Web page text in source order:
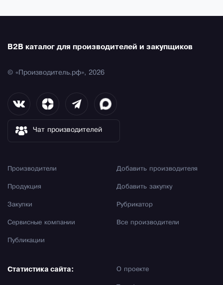
B2B каталог для производителей и закупщиков
© «Производитель.рф», 2026
Чат производителей
Производители
Продукция
Закупки
Сервисные компании
Публикации
Добавить производителя
Добавить закупку
Рубрикатор
Все производители
О проекте
Статистика сайта: